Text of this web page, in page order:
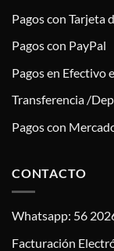
Pagos con Tarjeta
Pagos con PayPal
Pagos en Efectivo
Transferencia /
Pagos con
CONTACTO
Whatsapp: 56
Facturación